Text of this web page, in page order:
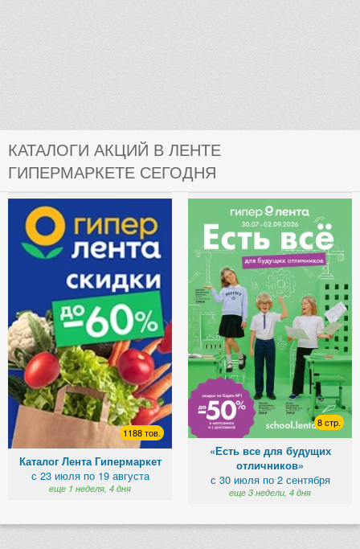
КАТАЛОГИ АКЦИЙ В ЛЕНТЕ
ГИПЕРМАРКЕТЕ СЕГОДНЯ
1188 тов.
Каталог Лента Гипермаркет
с 23 июля по 19 августа
еще 1 неделя, 4 дня
8 стр.
«Есть все для будущих
отличников»
с 30 июля по 2 сентября
еще 3 недели, 4 дня